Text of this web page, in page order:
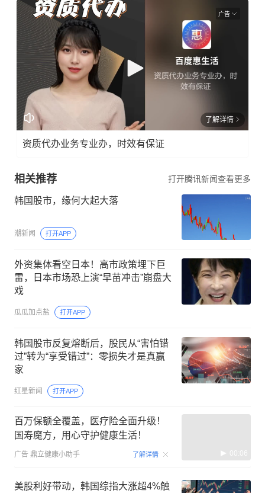
广告
了解详情
资质代办业务专业办，时效有保证
相关推荐 打开腾讯新闻查看更多
韩国股市，缘何大起大落
潮新闻 打开APP
外资集体看空日本！高市政策埋下巨
雷，日本市场恐上演“早苗冲击”崩盘大
戏
瓜瓜加点盐 打开APP
韩国股市反复熔断后，股民从“害怕错
过”转为“享受错过”：零损失才是真赢
家
红星新闻 打开APP
百万保额全覆盖，医疗险全面升级！
国寿魔方，用心守护健康生活！
广告 鼎立健康小助手 了解详情 00:06
美股利好带动，韩国综指大涨超4%触